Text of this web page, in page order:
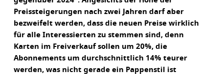
Preissteigerungen nach zwei Jahren darf aber
bezweifelt werden, dass die neuen Preise wirklich
für alle Interessierten zu stemmen sind, denn
Karten im Freiverkauf sollen um 20%, die
Abonnements um durchschnittlich 14% teurer
werden, was nicht gerade ein Pappenstil ist